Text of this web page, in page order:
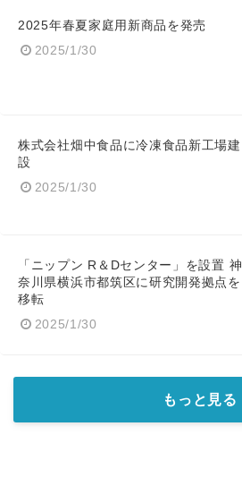
2025年春夏家庭用新商品を発売
2025/1/30
株式会社畑中食品に冷凍食品新工場建
設
2025/1/30
「ニップン R＆Dセンター」を設置 神
奈川県横浜市都筑区に研究開発拠点を
移転
2025/1/30
もっと見る